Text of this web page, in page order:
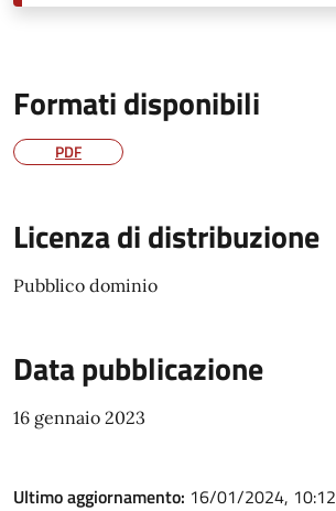
Formati disponibili
PDF
Licenza di distribuzione
Pubblico dominio
Data pubblicazione
16 gennaio 2023
Ultimo aggiornamento: 16/01/2024, 10:12